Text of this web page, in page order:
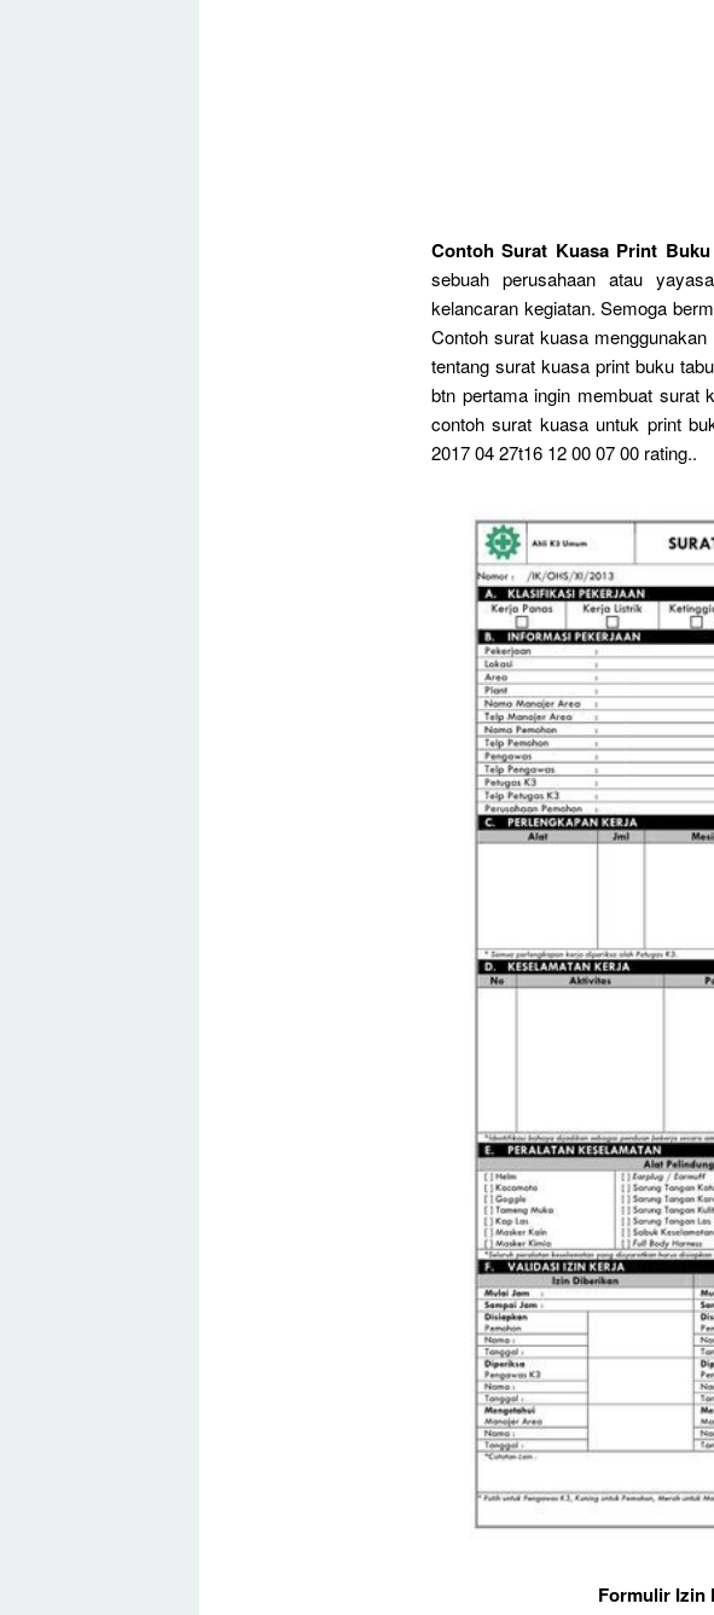
Contoh Surat Kuasa Print
sebuah perusahaan atau
kelancaran kegiatan. Semoga
Contoh surat kuasa
tentang surat kuasa print buku
btn pertama ingin membuat surat
contoh surat kuasa untuk print
2017 04 27t16 12 00 07 00 rating..
Formulir Izin